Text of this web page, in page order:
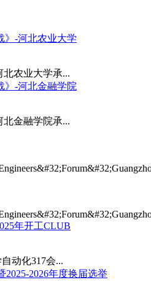
》-河北农业大学
北农业大学承...
》-河北金融学院
北金融学院承...
年开工CLUB
动化317会...
2026年度换届选举